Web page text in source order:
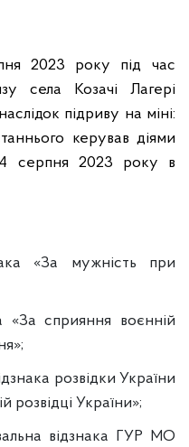
2023 року під час
села Козачі Лагері
підриву на міні:
керував діями
серпня 2023 року в
«За мужність при
сприяння воєнній
розвідки України
розвідці України»;
відзнака ГУР МО